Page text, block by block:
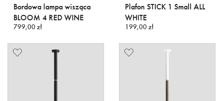
Bordowa lampa wisząca
BLOOM 4 RED WINE
799,00 zł
Plafon STICK 1 Small ALL
WHITE
199,00 zł